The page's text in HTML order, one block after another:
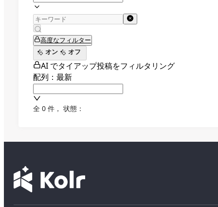
高度なフィルター
オン
オフ
AI でタイアップ投稿をフィルタリング
配列：最新
全 0 件 ， 状態：